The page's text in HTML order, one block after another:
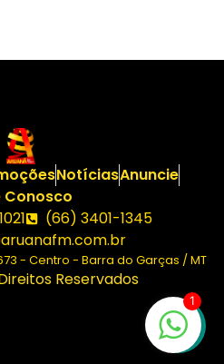
NotíciasAnuncie
Conosco
(66) 3401-1345
- Centro - Barra do Garças / MT
Reservados
1